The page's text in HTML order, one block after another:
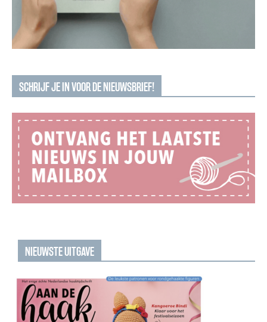
SCHRIJF JE IN VOOR DE NIEUWSBRIEF!
NIEUWSTE UITGAVE